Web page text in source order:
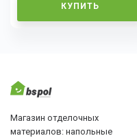
КУПИТЬ
Магазин отделочных
материалов: напольные